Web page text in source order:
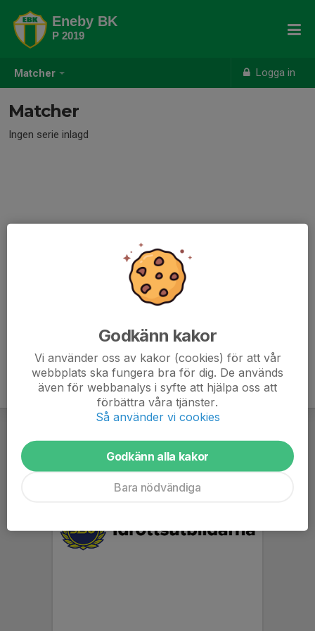
Matcher Logga in
Eneby BK
P 2019
Matcher
Ingen serie inlagd
Godkänn kakor
Vi använder oss av kakor (cookies) för att vår
webbplats ska fungera bra för dig. De används
även för webbanalys i syfte att hjälpa oss att
förbättra våra tjänster.
Så använder vi cookies
Godkänn alla kakor
Bara nödvändiga